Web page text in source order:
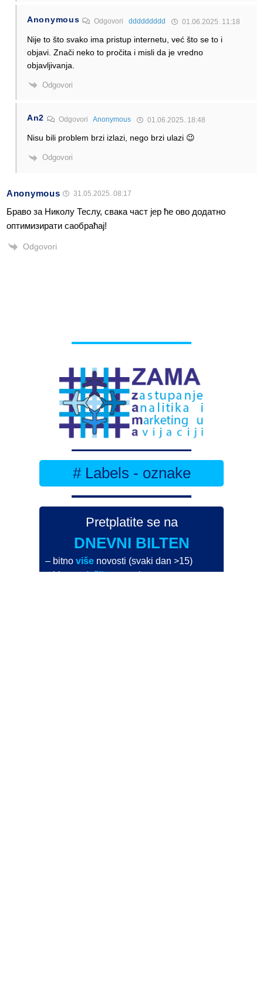
Anonymous Odgovoriddddddddd 01.06.2025. 11:18
Nije to što svako ima pristup internetu, već što se to i
objavi. Znači neko to pročita i misli da je vredno
objavljivanja.
Odgovori
An2 OdgovoriAnonymous 01.06.2025. 18:48
Nisu bili problem brzi izlazi, nego brzi ulazi 😉
Odgovori
Anonymous 31.05.2025. 08:17
Браво за Николу Теслу, свака част јер ће ово додатно
оптимизирати саобраћај!
Odgovori
# Labels - oznake
Pretplatite se na
DNEVNI BILTEN
– bitnoviše novosti (svaki dan >15)
– bitnosvježijenovosti nego na